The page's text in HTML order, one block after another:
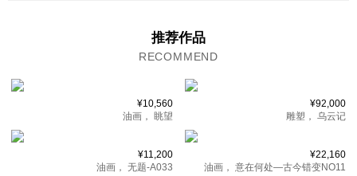
推荐作品
RECOMMEND
¥10,560
油画，
眺望
¥92,000
雕塑， 乌云记
¥11,200
油画， 无题-A033
¥22,160
油画， 意在何处—古今错变NO11